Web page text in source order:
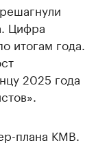
Цифра
итогам года.
2025 года
плана КМВ.